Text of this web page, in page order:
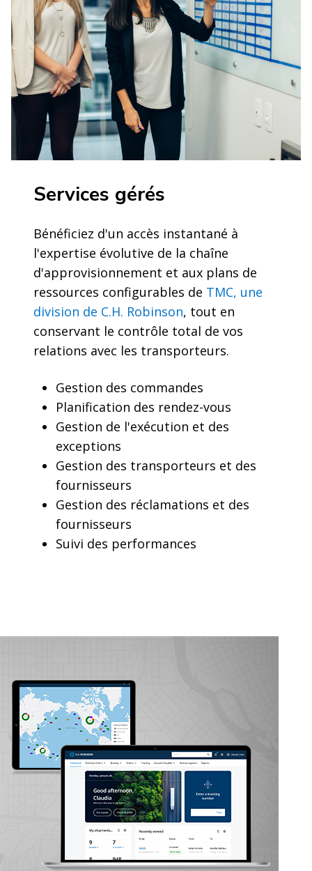
Services gérés
Bénéficiez d'un accès instantané à
l'expertise évolutive de la chaîne
d'approvisionnement et aux plans de
ressources configurables de TMC, une
division de C.H. Robinson, tout en
conservant le contrôle total de vos
relations avec les transporteurs.
Gestion des commandes
Planification des rendez-vous
Gestion de l'exécution et des
exceptions
Gestion des transporteurs et des
fournisseurs
Gestion des réclamations et des
fournisseurs
Suivi des performances